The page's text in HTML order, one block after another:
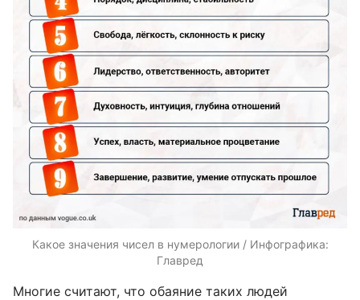
Какое значения чисел в нумерологии / Инфографика:
Главред
Многие считают, что обаяние таких людей